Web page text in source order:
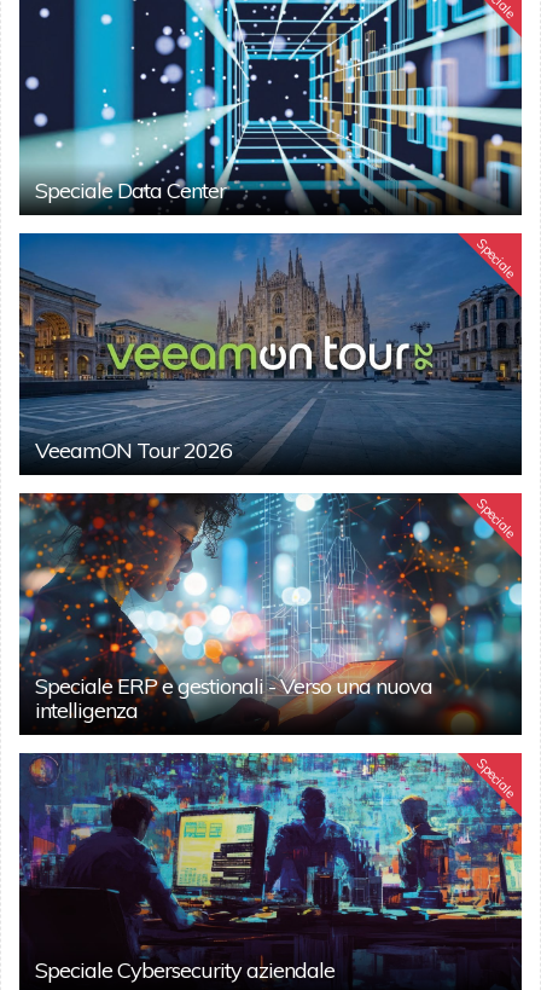
Speciale Data Center
Speciale
VeeamON Tour 2026
Speciale
Speciale ERP e gestionali - Verso una nuova
intelligenza
Speciale
Speciale Cybersecurity aziendale